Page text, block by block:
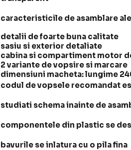
caracteristicile de asamblare
detalii de foarte buna calitate
sasiu si exterior detaliate
cabina si compartiment motor
2 variante de vopsire si marcare
dimensiuni macheta: lungime
codul de vopsele recomandat
studiati schema inainte de
componentele din plastic se
bavurile se inlatura cu o pila fina